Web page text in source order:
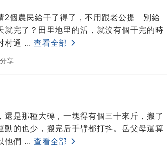
個農民給干了得了，不用跟老公提，別給
就完了？田里地里的活，就沒有個干完的時
村通 ... 查看全部
分享
是那種大磚，一塊得有個三十來斤，搬了
的也少，搬完后手臂都打抖。岳父母還算
他們 ... 查看全部